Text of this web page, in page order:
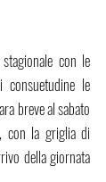
le
breve al sabato
con la griglia di
della giornata